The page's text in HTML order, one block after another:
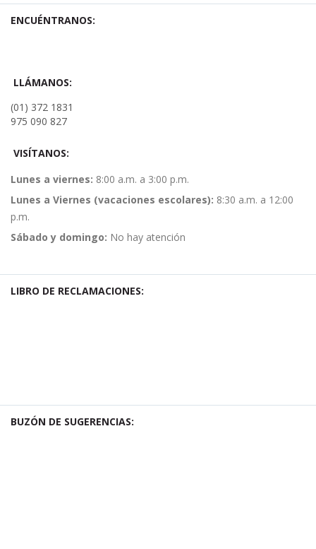
ENCUÉNTRANOS:
LLÁMANOS:
(01) 372 1831
975 090 827
VISÍTANOS:
Lunes a viernes: 8:00 a.m. a 3:00 p.m.
Lunes a Viernes (vacaciones escolares): 8:30 a.m. a 12:00
p.m.
Sábado y domingo: No hay atención
LIBRO DE RECLAMACIONES:
BUZÓN DE SUGERENCIAS: